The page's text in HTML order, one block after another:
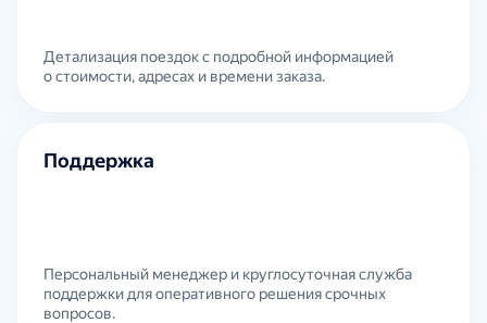
Детализация поездок с подробной информацией
о стоимости, адресах и времени заказа.
Поддержка
Персональный менеджер и круглосуточная служба
поддержки для оперативного решения срочных
вопросов.